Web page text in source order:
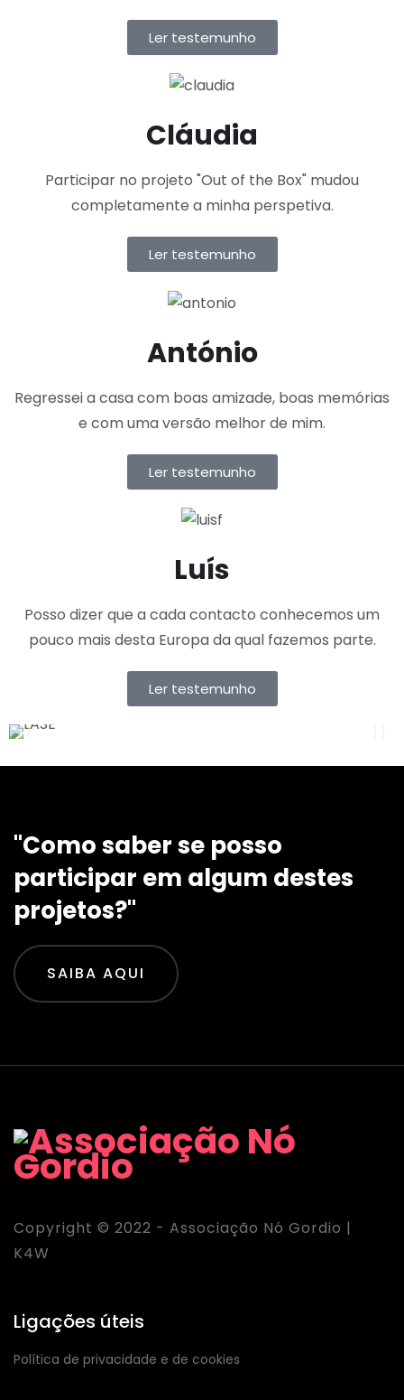
Ler testemunho
Cláudia
Participar no projeto "Out of the Box" mudou
completamente a minha perspetiva.
Ler testemunho
António
Regressei a casa com boas amizade, boas memórias
e com uma versão melhor de mim.
Ler testemunho
Luís
Posso dizer que a cada contacto conhecemos um
pouco mais desta Europa da qual fazemos parte.
Ler testemunho
"Como saber se posso
participar em algum destes
projetos?"
SAIBA AQUI
Copyright © 2022 - Associação Nó Gordio |
K4W
Ligações úteis
Política de privacidade e de cookies